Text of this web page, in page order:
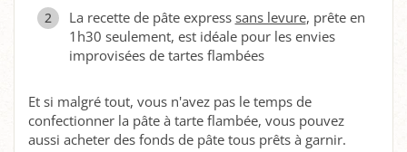
La recette de pâte express sans levure, prête en
1h30 seulement, est idéale pour les envies
improvisées de tartes flambées
Et si malgré tout, vous n'avez pas le temps de
confectionner la pâte à tarte flambée, vous pouvez
aussi acheter des fonds de pâte tous prêts à garnir.